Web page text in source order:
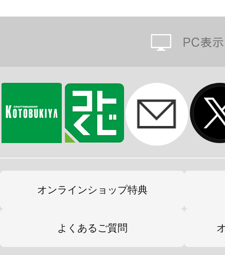
オンラインショップ特典
よくあるご質問